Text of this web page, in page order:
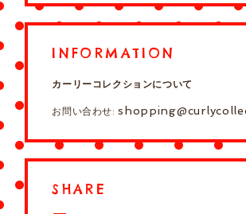
INFORMATION
カーリーコレクションについて
お問い合わせ:
SHARE